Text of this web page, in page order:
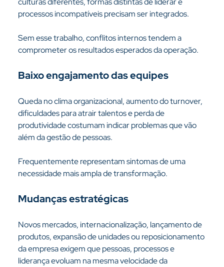
processos incompatíveis precisam ser integrados.
Sem esse trabalho, conflitos internos tendem a
comprometer os resultados esperados da operação.
Baixo engajamento das equipes
Queda no clima organizacional, aumento do turnover,
dificuldades para atrair talentos e perda de
produtividade costumam indicar problemas que vão
além da gestão de pessoas.
Frequentemente representam sintomas de uma
necessidade mais ampla de transformação.
Mudanças estratégicas
Novos mercados, internacionalização, lançamento de
produtos, expansão de unidades ou reposicionamento
da empresa exigem que pessoas, processos e
liderança evoluam na mesma velocidade da